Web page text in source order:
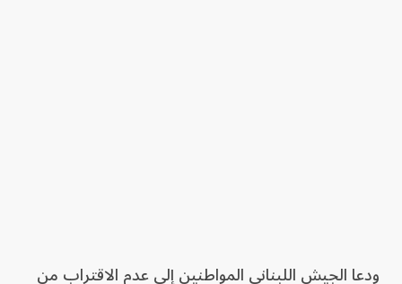
ودعا الجيش اللبناني المواطنين إلى عدم الاقتراب من